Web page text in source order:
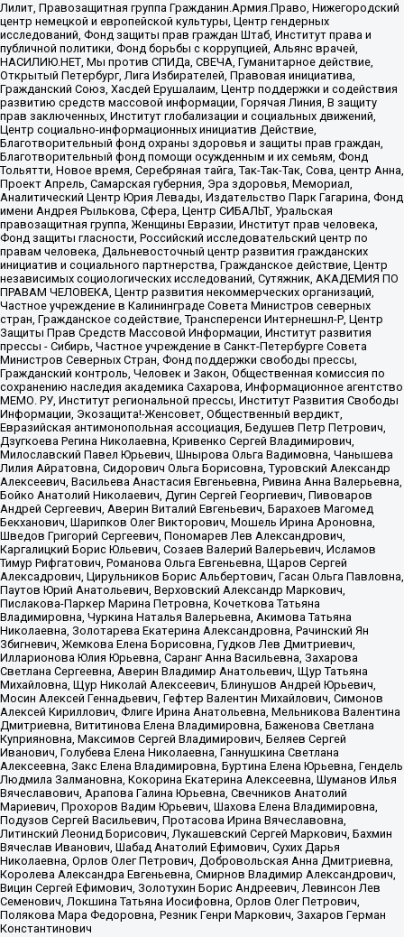
Лилит, Правозащитная группа Гражданин.Армия.Право, Нижегородский
центр немецкой и европейской культуры, Центр гендерных
исследований, Фонд защиты прав граждан Штаб, Институт права и
публичной политики, Фонд борьбы с коррупцией, Альянс врачей,
НАСИЛИЮ.НЕТ, Мы против СПИДа, СВЕЧА, Гуманитарное действие,
Открытый Петербург, Лига Избирателей, Правовая инициатива,
Гражданский Союз, Хасдей Ерушалаим, Центр поддержки и содействия
развитию средств массовой информации, Горячая Линия, В защиту
прав заключенных, Институт глобализации и социальных движений,
Центр социально-информационных инициатив Действие,
Благотворительный фонд охраны здоровья и защиты прав граждан,
Благотворительный фонд помощи осужденным и их семьям, Фонд
Тольятти, Новое время, Серебряная тайга, Так-Так-Так, Сова, центр Анна,
Проект Апрель, Самарская губерния, Эра здоровья, Мемориал,
Аналитический Центр Юрия Левады, Издательство Парк Гагарина, Фонд
имени Андрея Рылькова, Сфера, Центр СИБАЛЬТ, Уральская
правозащитная группа, Женщины Евразии, Институт прав человека,
Фонд защиты гласности, Российский исследовательский центр по
правам человека, Дальневосточный центр развития гражданских
инициатив и социального партнерства, Гражданское действие, Центр
независимых социологических исследований, Сутяжник, АКАДЕМИЯ ПО
ПРАВАМ ЧЕЛОВЕКА, Центр развития некоммерческих организаций,
Частное учреждение в Калининграде Совета Министров северных
стран, Гражданское содействие, Трансперенси Интернешнл-Р, Центр
Защиты Прав Средств Массовой Информации, Институт развития
прессы - Сибирь, Частное учреждение в Санкт-Петербурге Совета
Министров Северных Стран, Фонд поддержки свободы прессы,
Гражданский контроль, Человек и Закон, Общественная комиссия по
сохранению наследия академика Сахарова, Информационное агентство
МЕМО. РУ, Институт региональной прессы, Институт Развития Свободы
Информации, Экозащита!-Женсовет, Общественный вердикт,
Евразийская антимонопольная ассоциация, Бедушев Петр Петрович,
Дзугкоева Регина Николаевна, Кривенко Сергей Владимирович,
Милославский Павел Юрьевич, Шнырова Ольга Вадимовна, Чанышева
Лилия Айратовна, Сидорович Ольга Борисовна, Туровский Александр
Алексеевич, Васильева Анастасия Евгеньевна, Ривина Анна Валерьевна,
Бойко Анатолий Николаевич, Дугин Сергей Георгиевич, Пивоваров
Андрей Сергеевич, Аверин Виталий Евгеньевич, Барахоев Магомед
Бекханович, Шарипков Олег Викторович, Мошель Ирина Ароновна,
Шведов Григорий Сергеевич, Пономарев Лев Александрович,
Каргалицкий Борис Юльевич, Созаев Валерий Валерьевич, Исламов
Тимур Рифгатович, Романова Ольга Евгеньевна, Щаров Сергей
Алексадрович, Цирульников Борис Альбертович, Гасан Ольга Павловна,
Паутов Юрий Анатольевич, Верховский Александр Маркович,
Пислакова-Паркер Марина Петровна, Кочеткова Татьяна
Владимировна, Чуркина Наталья Валерьевна, Акимова Татьяна
Николаевна, Золотарева Екатерина Александровна, Рачинский Ян
Збигневич, Жемкова Елена Борисовна, Гудков Лев Дмитриевич,
Илларионова Юлия Юрьевна, Саранг Анна Васильевна, Захарова
Светлана Сергеевна, Аверин Владимир Анатольевич, Щур Татьяна
Михайловна, Щур Николай Алексеевич, Блинушов Андрей Юрьевич,
Мосин Алексей Геннадьевич, Гефтер Валентин Михайлович, Симонов
Алексей Кириллович, Флиге Ирина Анатольевна, Мельникова Валентина
Дмитриевна, Вититинова Елена Владимировна, Баженова Светлана
Куприяновна, Максимов Сергей Владимирович, Беляев Сергей
Иванович, Голубева Елена Николаевна, Ганнушкина Светлана
Алексеевна, Закс Елена Владимировна, Буртина Елена Юрьевна, Гендель
Людмила Залмановна, Кокорина Екатерина Алексеевна, Шуманов Илья
Вячеславович, Арапова Галина Юрьевна, Свечников Анатолий
Мариевич, Прохоров Вадим Юрьевич, Шахова Елена Владимировна,
Подузов Сергей Васильевич, Протасова Ирина Вячеславовна,
Литинский Леонид Борисович, Лукашевский Сергей Маркович, Бахмин
Вячеслав Иванович, Шабад Анатолий Ефимович, Сухих Дарья
Николаевна, Орлов Олег Петрович, Добровольская Анна Дмитриевна,
Королева Александра Евгеньевна, Смирнов Владимир Александрович,
Вицин Сергей Ефимович, Золотухин Борис Андреевич, Левинсон Лев
Семенович, Локшина Татьяна Иосифовна, Орлов Олег Петрович,
Полякова Мара Федоровна, Резник Генри Маркович, Захаров Герман
Константинович